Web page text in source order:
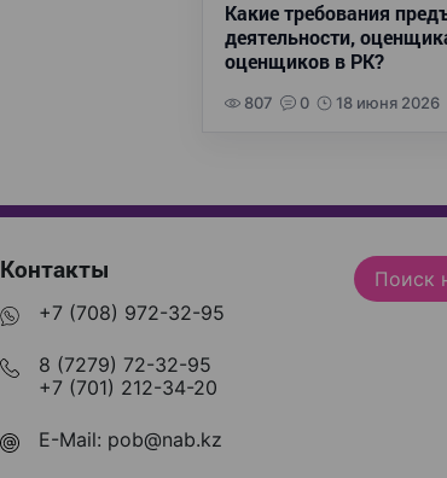
Какие требования
деятельности,
оценщиков в РК?
807 0 18 июня 2026
Контакты
+7 (708) 972-32-95
8 (7279) 72-32-95
+7 (701) 212-34-20
E-Mail: pob@nab.kz
Поиск